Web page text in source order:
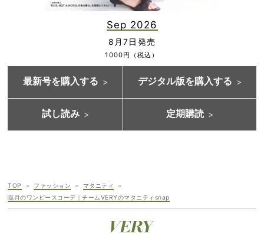
Sep 2026
8月7日発売
1000円（税込）
最新号を購入する デジタル版を購入する
試し読み 定期購読
TOP ファッション
マタニティ
臨月のワンピースコーデ｜チームVERYのマタニティsnap